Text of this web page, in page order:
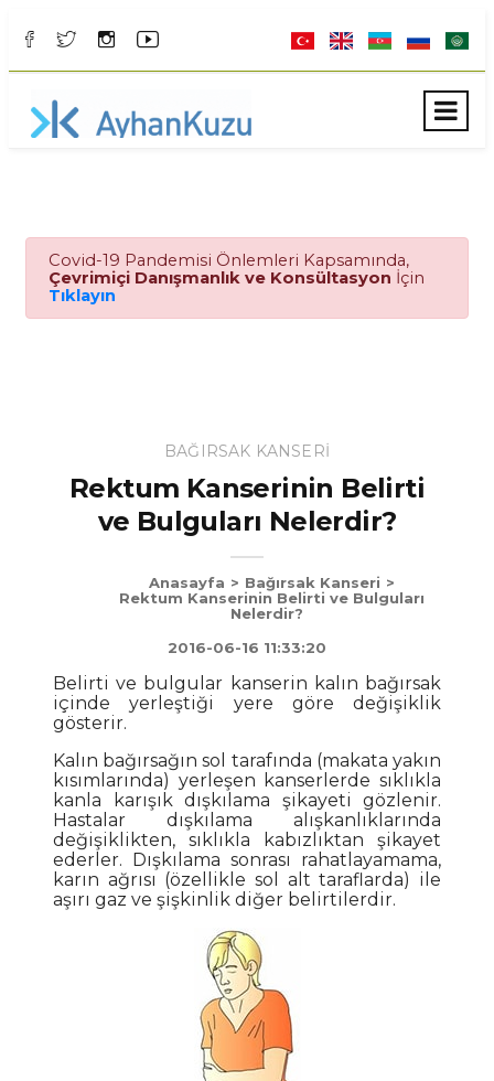
Covid-19 Pandemisi Önlemleri Kapsamında,
Çevrimiçi Danışmanlık ve Konsültasyon İçin
Tıklayın
BAĞIRSAK KANSERI
Rektum Kanserinin Belirti
ve Bulguları Nelerdir?
Anasayfa > Bağırsak Kanseri >
Rektum Kanserinin Belirti ve Bulguları
Nelerdir?
2016-06-16 11:33:20
Belirti ve bulgular kanserin kalın bağırsak
içinde yerleştiği yere göre değişiklik
gösterir.
Kalın bağırsağın sol tarafında (makata yakın
kısımlarında) yerleşen kanserlerde sıklıkla
kanla karışık dışkılama şikayeti gözlenir.
Hastalar dışkılama alışkanlıklarında
değişiklikten, sıklıkla kabızlıktan şikayet
ederler. Dışkılama sonrası rahatlayamama,
karın ağrısı (özellikle sol alt taraflarda) ile
aşırı gaz ve şişkinlik diğer belirtilerdir.